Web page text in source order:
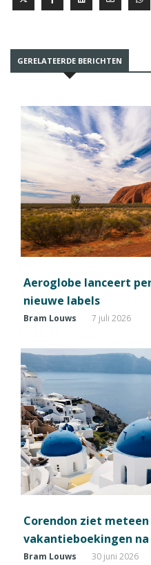
GERELATEERDE BERICHTEN
Aeroglobe lanceert
nieuwe labels
Bram Louws 7 juli 2026
Corendon ziet
vakantieboekingen
Bram Louws 30 juni 2026